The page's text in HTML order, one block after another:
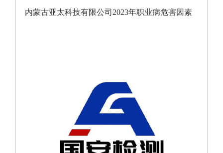
内蒙古亚太科技有限公司2023年职业病危害因素